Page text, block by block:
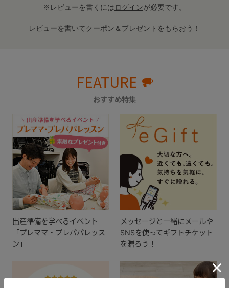
※レビューを書くにはログインが必要です。
レビューを書いてクーポン＆プレゼントをもらおう！
FEATURE
おすすめ特集
出産準備を学べるイベント
「プレママ・プレパパレッス
ン」
メッセージと一緒にメールや
SNSを使ってギフトチケット
を贈ろう！